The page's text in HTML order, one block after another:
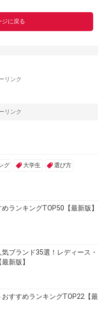
ジに戻る
リンク
リンク
グ 大学生 選び方
ランキングTOP50【最新版】
ブランド35選！レディース・
新版】
すすめランキングTOP22【最